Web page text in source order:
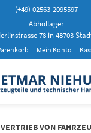
(+49) 02563-2095597
Abhollager
78 in 48703
Mein Konto
VON